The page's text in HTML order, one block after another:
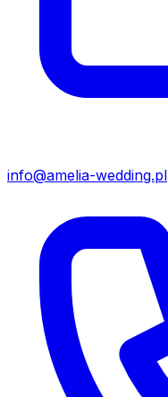
info@amelia-wedding.pl